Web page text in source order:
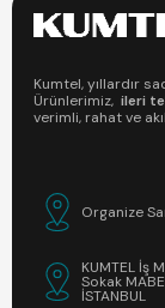
Kumtel, yıllardır
Ürünlerimiz, ileri
verimli, rahat ve
Organize
KUMTEL İş
Sokak
İSTANBUL